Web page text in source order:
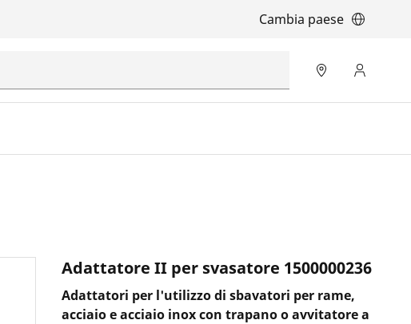
Cambia paese
Adattatore II per svasatore 1500000236
Adattatori per l'utilizzo di sbavatori per rame,
acciaio e acciaio inox con trapano o avvitatore a